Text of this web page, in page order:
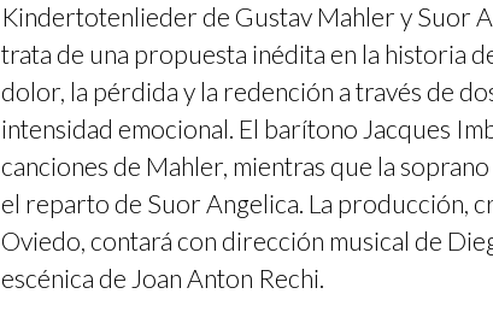
Kindertotenlieder de Gustav Mahler y Suor
trata de una propuesta inédita en la historia
dolor, la pérdida y la redención a través de
intensidad emocional. El barítono Jacques
canciones de Mahler, mientras que la
el reparto de Suor Angelica. La producción,
Oviedo, contará con dirección musical de
escénica de Joan Anton Rechi.